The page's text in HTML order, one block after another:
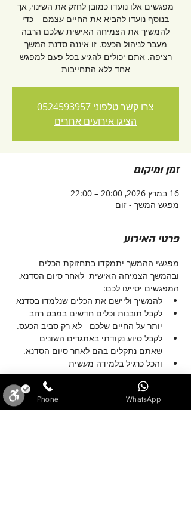
מפגשים אלו נועדו כמובן לחזק את השינוי, אך
בנוסף נועדו להביא את החיים עצמם – כדי
להמשיך את הצמיחה האישית שלכם הרבה
מעבר לניהול הכעס. זו איננה סדנת המשך
רציפה. אתם יכולים להגיע בכל פעם למפגש
אחד ללא התחייבות
צרו קשר טלפוני 0524593957
הציגו אירועים אחרים
זמן ומיקום
16 במרץ 2026, 20:00 – 22:00
מפגש המשך - זום
פרטי האירוע
מפגשי ההמשך יתמקדו בתחזוקת הכלים
ובהמשך הצמיחה האישית  לאחר סיום הסדנא.
המפגשים יסייעו לכם:
להמשיך וליישם את הכלים שנלמדו בסדנא
לקבל תובנות וכלים חדשים במבט רחב
יותר על החיים שלכם - לא רק סביב הכעס.
לקבל סיוע נקודתי באתגרים השונים
שאתם נתקלים בהם לאחר סיום הסדנא.
והכל כרגיל בלמידה מעשית
Phone WhatsApp